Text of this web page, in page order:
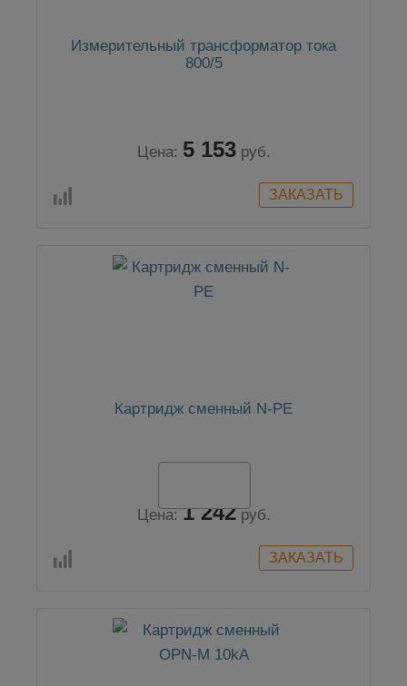
Измерительный трансформатор тока
800/5
Цена: 5 153 руб.
Картридж сменный N-PE
Цена: 1 242 руб.